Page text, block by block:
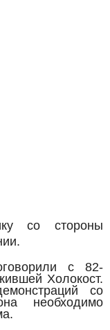
со стороны
с 82-
Холокост.
со
необходимо